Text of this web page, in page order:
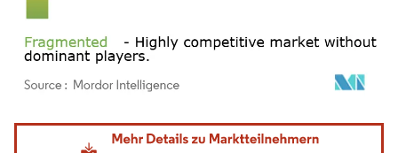
Bild © Mordor Intelligence. Wiederverwendung erfordert Namensnennung gemäß